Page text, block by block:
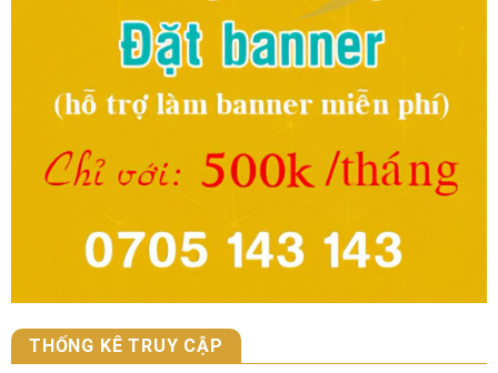
THỐNG KÊ TRUY CẬP